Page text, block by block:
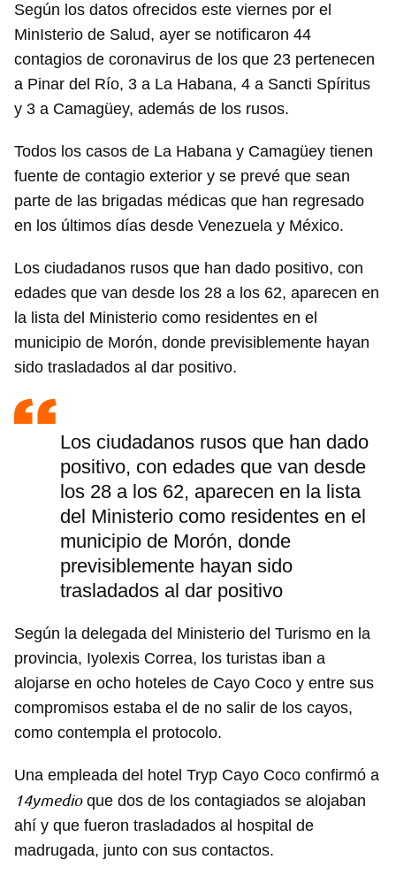
Según los datos ofrecidos este viernes por el
MinIsterio de Salud, ayer se notificaron 44
contagios de coronavirus de los que 23 pertenecen
a Pinar del Río, 3 a La Habana, 4 a Sancti Spíritus
y 3 a Camagüey, además de los rusos.
Todos los casos de La Habana y Camagüey tienen
fuente de contagio exterior y se prevé que sean
parte de las brigadas médicas que han regresado
en los últimos días desde Venezuela y México.
Los ciudadanos rusos que han dado positivo, con
edades que van desde los 28 a los 62, aparecen en
la lista del Ministerio como residentes en el
municipio de Morón, donde previsiblemente hayan
sido trasladados al dar positivo.
Los ciudadanos rusos que han dado
positivo, con edades que van desde
los 28 a los 62, aparecen en la lista
del Ministerio como residentes en el
municipio de Morón, donde
previsiblemente hayan sido
trasladados al dar positivo
Según la delegada del Ministerio del Turismo en la
provincia, Iyolexis Correa, los turistas iban a
alojarse en ocho hoteles de Cayo Coco y entre sus
compromisos estaba el de no salir de los cayos,
como contempla el protocolo.
Una empleada del hotel Tryp Cayo Coco confirmó a
14ymedioque dos de los contagiados se alojaban
ahí y que fueron trasladados al hospital de
madrugada, junto con sus contactos.